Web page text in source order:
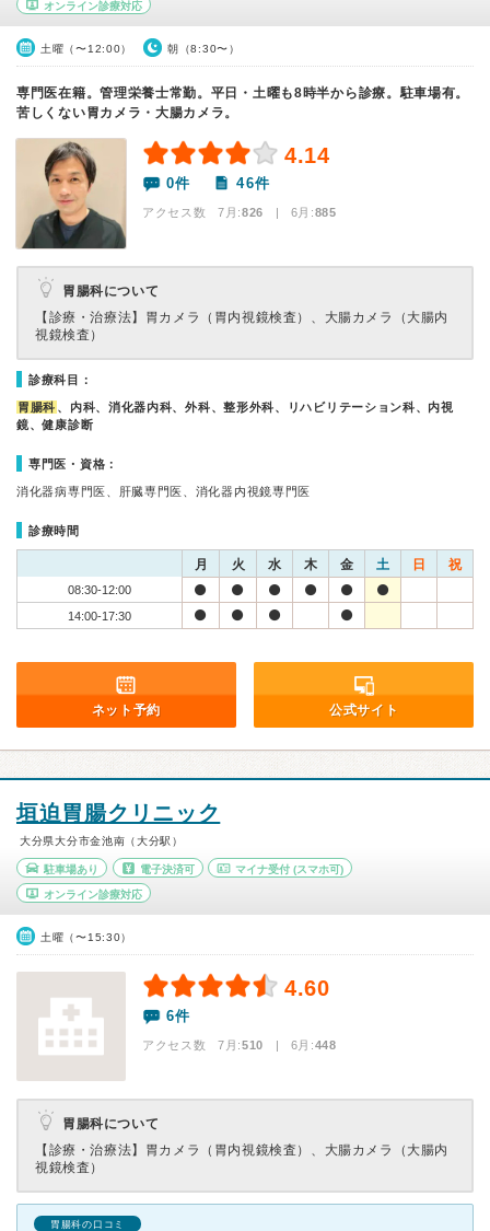
オンライン診療対応
土曜（〜12:00） 朝（8:30〜）
専門医在籍。管理栄養士常勤。平日・土曜も8時半から診療。駐車場有。
苦しくない胃カメラ・大腸カメラ。
4.14
0件 46件
アクセス数 7月:826 | 6月:885
胃腸科について
【診療・治療法】 胃カメラ（胃内視鏡検査）、大腸カメラ（大腸内
視鏡検査）
診療科目：
胃腸科 、内科、消化器内科、外科、整形外科、リハビリテーション科、内視
鏡、健康診断
専門医・資格：
消化器病専門医、肝臓専門医、消化器内視鏡専門医
診療時間
月 火 水 木 金 土 日 祝
08:30-12:00
14:00-17:30
ネット予約 公式サイト
垣迫胃腸クリニック
大分県大分市金池南（大分駅）
駐車場あり 電子決済可 マイナ受付 (スマホ可)
オンライン診療対応
土曜（〜15:30）
4.60
6件
アクセス数 7月:510 | 6月:448
胃腸科について
【診療・治療法】 胃カメラ（胃内視鏡検査）、大腸カメラ（大腸内
視鏡検査）
胃腸科の口コミ